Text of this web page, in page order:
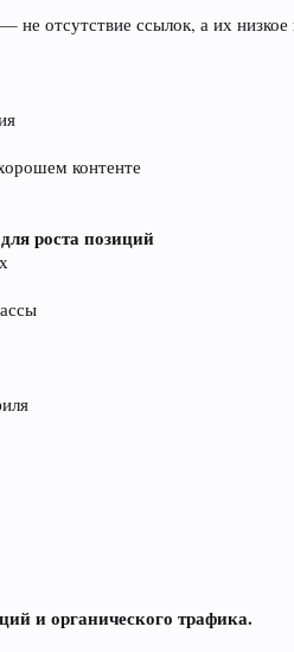
отсутствие ссылок, а их
контенте
роста позиций
и органического трафика.